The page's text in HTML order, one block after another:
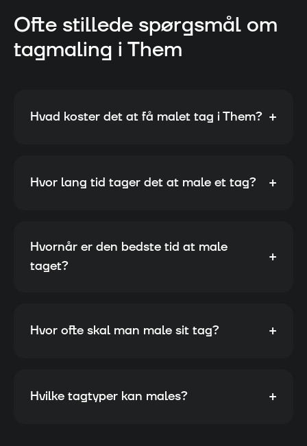
Ofte stillede spørgsmål om
tagmaling i Them
Hvad koster det at få malet tag i Them? +
Hvor lang tid tager det at male et tag? +
Hvornår er den bedste tid at male
taget?
+
Hvor ofte skal man male sit tag? +
Hvilke tagtyper kan males? +